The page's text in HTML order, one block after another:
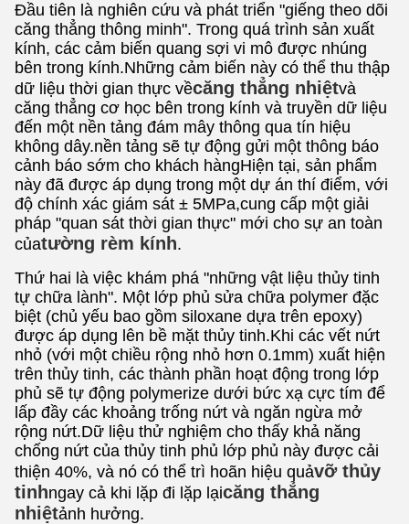
Đầu tiên là nghiên cứu và phát triển "giếng theo dõi
căng thẳng thông minh". Trong quá trình sản xuất
kính, các cảm biến quang sợi vi mô được nhúng
bên trong kính.Những cảm biến này có thể thu thập
dữ liệu thời gian thực vềcăng thẳng nhiệtvà
căng thẳng cơ học bên trong kính và truyền dữ liệu
đến một nền tảng đám mây thông qua tín hiệu
không dây.nền tảng sẽ tự động gửi một thông báo
cảnh báo sớm cho khách hàngHiện tại, sản phẩm
này đã được áp dụng trong một dự án thí điểm, với
độ chính xác giám sát ± 5MPa,cung cấp một giải
pháp "quan sát thời gian thực" mới cho sự an toàn
củatường rèm kính.
Thứ hai là việc khám phá "những vật liệu thủy tinh
tự chữa lành". Một lớp phủ sửa chữa polymer đặc
biệt (chủ yếu bao gồm siloxane dựa trên epoxy)
được áp dụng lên bề mặt thủy tinh.Khi các vết nứt
nhỏ (với một chiều rộng nhỏ hơn 0.1mm) xuất hiện
trên thủy tinh, các thành phần hoạt động trong lớp
phủ sẽ tự động polymerize dưới bức xạ cực tím để
lấp đầy các khoảng trống nứt và ngăn ngừa mở
rộng nứt.Dữ liệu thử nghiệm cho thấy khả năng
chống nứt của thủy tinh phủ lớp phủ này được cải
thiện 40%, và nó có thể trì hoãn hiệu quảvỡ thủy
tinhngay cả khi lặp đi lặp lạicăng thẳng
nhiệtảnh hưởng.